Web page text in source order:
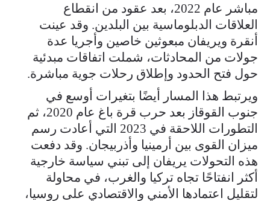
مباشر عام 2022، بعد عقود من انقطاع
العلاقات الدبلوماسية بين البلدين. وقد عينت
أنقرة ويريفان مبعوثين خاصين وأجريا عدة
جولات من المحادثات، شملت اتفاقات مبدئية
حول فتح الحدود وإطلاق رحلات جوية مباشرة.
ويرتبط هذا المسار أيضًا بتغيرات أوسع في
جنوب القوقاز بعد حرب قرة باغ عام 2020، ثم
التطورات اللاحقة في 2023 التي أعادت رسم
ميزان القوى بين أرمينيا وأذربيجان. وقد دفعت
هذه التحولات يريفان إلى تبني سياسة خارجية
أكثر انفتاحًا تجاه تركيا والغرب، في محاولة
لتقليل اعتمادها الأمني والاقتصادي على روسيا،